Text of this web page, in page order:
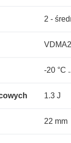
2 -
-20 °C
1.3 J
22 mm